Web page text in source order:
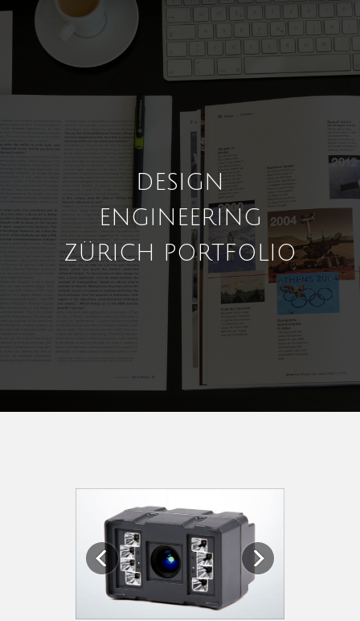
DESIGN
ENGINEERING
ZÜRICH PORTFOLIO
Previous Next